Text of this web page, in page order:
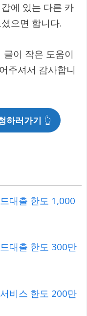
에 있는 다른 카
으면 합니다.
이 작은 도움이
주셔서 감사합니
하러가기 👆
대출 한도 1,000
대출 한도 300만
비스 한도 200만